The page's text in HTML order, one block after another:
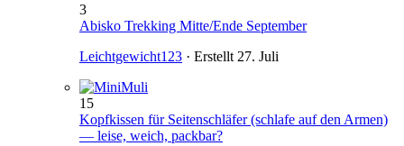
3
Abisko Trekking Mitte/Ende September
Leichtgewicht123 · Erstellt 27. Juli
15
Kopfkissen für Seitenschläfer (schlafe auf den Armen)
— leise, weich, packbar?